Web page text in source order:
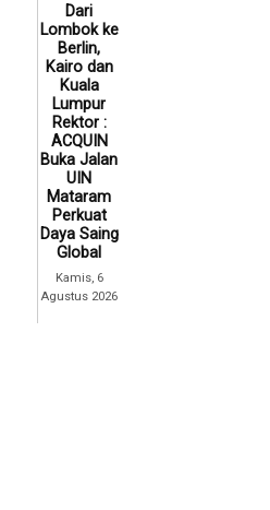
Dari
Lombok ke
Berlin,
Kairo dan
Kuala
Lumpur
Rektor :
ACQUIN
Buka Jalan
UIN
Mataram
Perkuat
Daya Saing
Global
Kamis, 6
Agustus 2026